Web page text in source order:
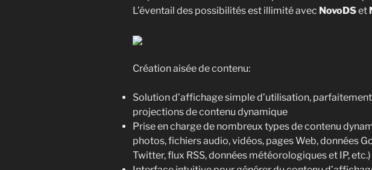
L’éventail des possibilités est illimité avec NovoDSet
Création aisée de contenu:
Solution d’affichage simple d’utilisation,
projections de contenu dynamique
Prise en charge de nombreux types de contenu
photos, fichiers audio, vidéos, pages Web, données
Twitter, flux RSS, données météorologiques et IP, etc.)